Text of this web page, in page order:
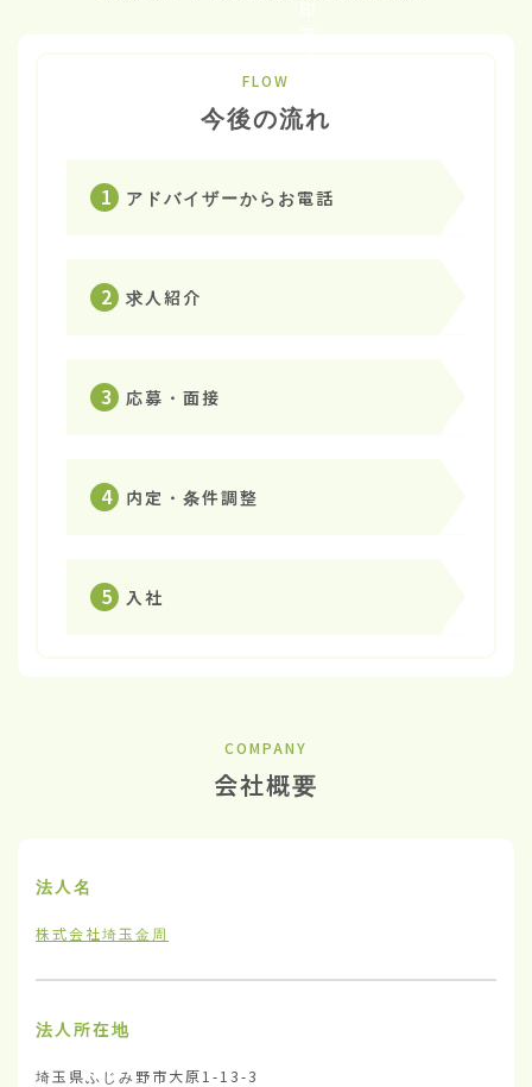
FLOW
今後の流れ
1 アドバイザーからお電話
2 求人紹介
3 応募・面接
4 内定・条件調整
5 入社
COMPANY
会社概要
法人名
株式会社埼玉金周
法人所在地
埼玉県ふじみ野市大原1-13-3